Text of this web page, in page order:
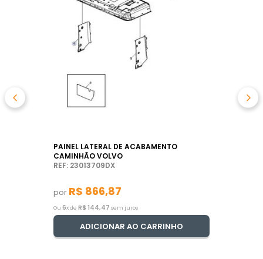
PAINEL LATERAL DE ACABAMENTO
CAMINHÃO VOLVO
REF: 23013709DX
por R$ 866,87
Ou 6x de R$ 144,47 sem juros
ADICIONAR AO CARRINHO